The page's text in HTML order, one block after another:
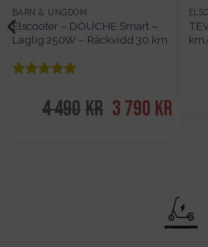
BARN & UNGDOM
Elscooter – DOUCHE Smart –
Laglig 250W – Räckvidd 30 km
4 490kr Det
ursprungliga
3 790 kr